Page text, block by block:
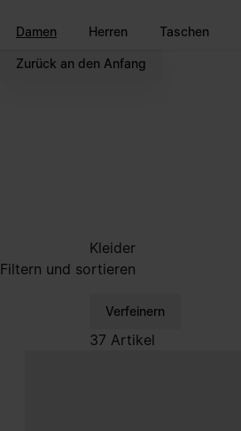
Damen Herren Taschen
Zurück an den Anfang
Kleider
Filtern und sortieren
Verfeinern
37 Artikel